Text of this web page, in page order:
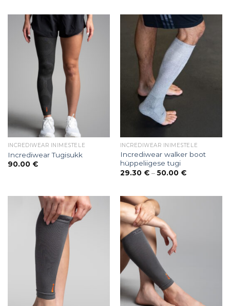
40.00 €
INCREDIWEAR INIMESTELE
Incrediwear Tugisukk
90.00 €
INCREDIWEAR INIMESTELE
Incrediwear walker boot
hüppeliigese tugi
29.30 € – 50.00 €Price
50.00 €